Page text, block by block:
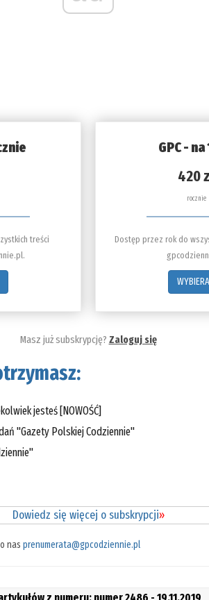
treści
GPC -
420
rocznie
Dostęp przez rok do
Masz już subskrypcję? Zaloguj się
jesteś [NOWOŚĆ]
"Gazety Polskiej Codziennie"
Dowiedz się więcej o subskrypcji»
nasprenumerata@gpcodziennie.pl